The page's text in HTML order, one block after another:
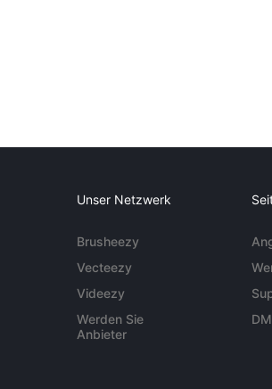
Unser Netzwerk
Brusheezy
Vecteezy
Videezy
Werden Sie
Anbieter